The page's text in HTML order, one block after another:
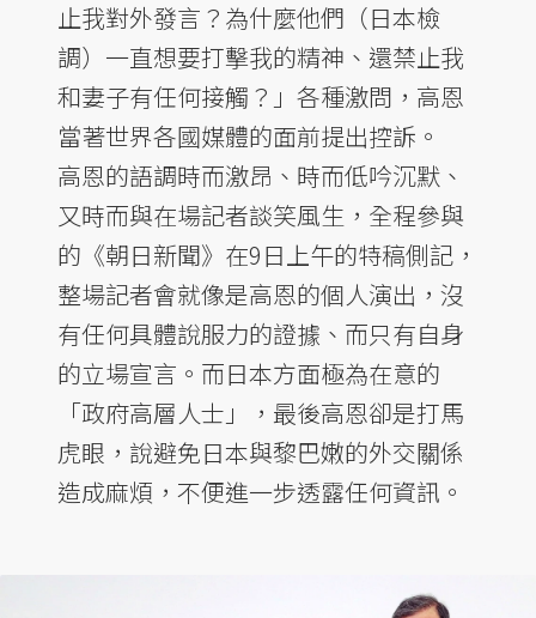
止我對外發言？為什麼他們（日本檢
調）一直想要打擊我的精神、還禁止我
和妻子有任何接觸？」各種激問，高恩
當著世界各國媒體的面前提出控訴。
高恩的語調時而激昂、時而低吟沉默、
又時而與在場記者談笑風生，全程參與
的《朝日新聞》在9日上午的特稿側記，
整場記者會就像是高恩的個人演出，沒
有任何具體說服力的證據、而只有自身
的立場宣言。而日本方面極為在意的
「政府高層人士」，最後高恩卻是打馬
虎眼，說避免日本與黎巴嫩的外交關係
造成麻煩，不便進一步透露任何資訊。